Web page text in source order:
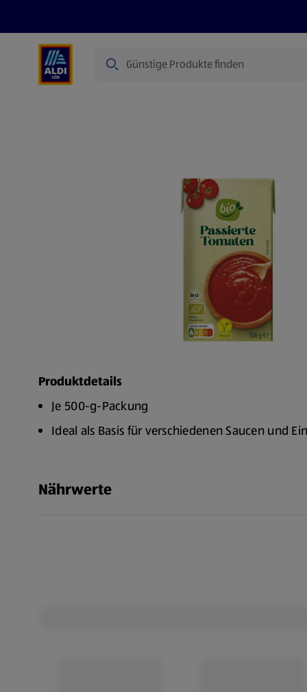
Produktdetails
Je 500-g-Packung
Ideal als Basis für verschiedenen Saucen und
Nährwerte